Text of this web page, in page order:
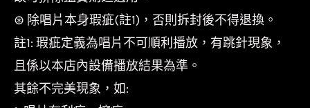
⊛ 除唱片本身瑕疵(註1)，否則拆封後不得退換。
註1: 瑕疵定義為唱片不可順利播放，有跳針現象，
且係以本店內設備播放結果為準。
其餘不完美現象，如: